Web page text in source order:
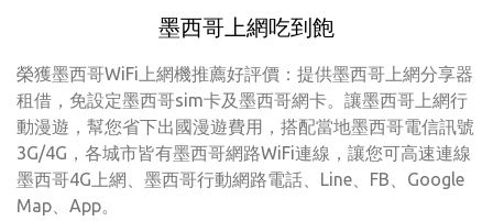
墨西哥上網吃到飽
榮獲墨西哥WiFi上網機推薦好評價：提供墨西哥上網分享器
租借，免設定墨西哥sim卡及墨西哥網卡。讓墨西哥上網行
動漫遊，幫您省下出國漫遊費用，搭配當地墨西哥電信訊號
3G/4G，各城市皆有墨西哥網路WiFi連線，讓您可高速連線
墨西哥4G上網、墨西哥行動網路電話、Line、FB、Google
Map、App。